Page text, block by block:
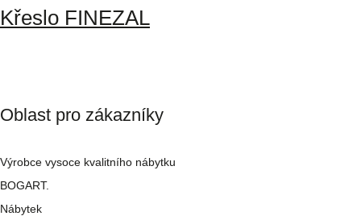
Křeslo FINEZAL
Oblast pro zákazníky
Výrobce vysoce kvalitního nábytku
BOGART.
Nábytek